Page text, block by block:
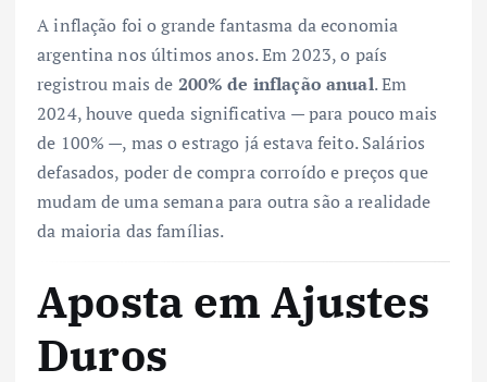
A inflação foi o grande fantasma da economia
argentina nos últimos anos. Em 2023, o país
registrou mais de 200% de inflação anual. Em
2024, houve queda significativa — para pouco mais
de 100% —, mas o estrago já estava feito. Salários
defasados, poder de compra corroído e preços que
mudam de uma semana para outra são a realidade
da maioria das famílias.
Aposta em Ajustes
Duros